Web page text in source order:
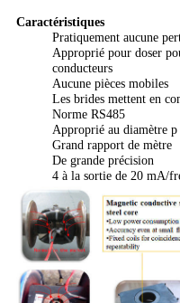
Caractéristiques
Pratiquement aucune
Approprié pour doser
conducteurs
Aucune pièces mobiles
Les brides mettent en
Norme RS485
Approprié au diamètre
Grand rapport de mètre
De grande précision
4 à la sortie de 20 mA/